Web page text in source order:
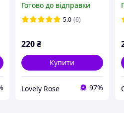
Fatale, 3х15 ml
Готово до відправки
5.0 (6)
220 ₴
Купити
Lovely Rose 97%